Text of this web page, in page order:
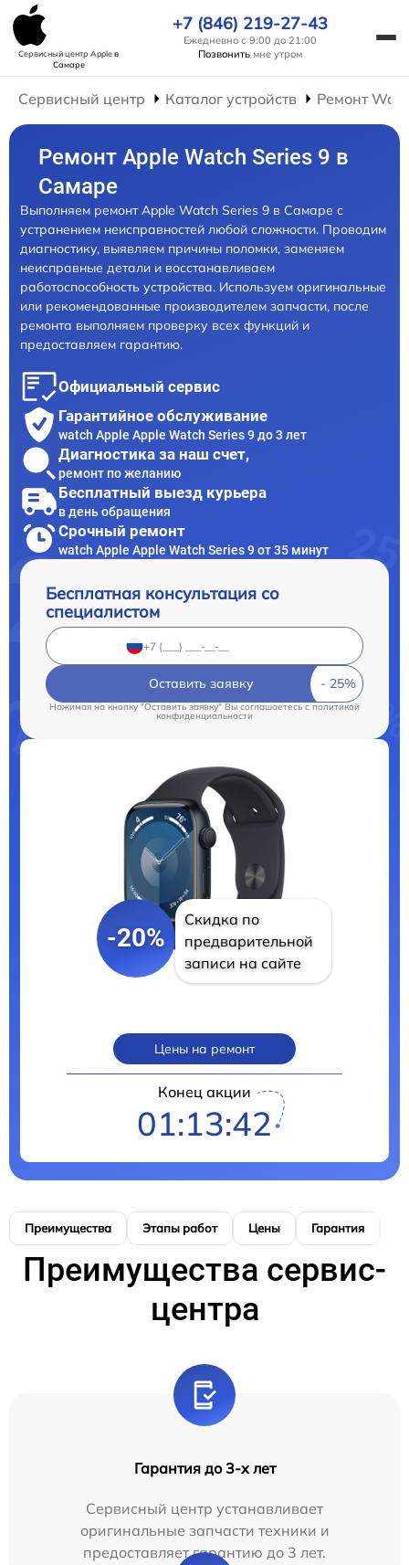
Сервисный центр Appleв
Самаре
+7 (846) 219-27-43
Ежедневно с 9:00 до 21:00
Позвонить мне утром
Сервисный центр Каталог устройств Ремонт
Ремонт Apple Watch Series 9 в
Самаре
Выполняем ремонт Apple Watch Series 9 в Самаре с
устранением неисправностей любой сложности. Проводим
диагностику, выявляем причины поломки, заменяем
неисправные детали и восстанавливаем
работоспособность устройства. Используем оригинальные
или рекомендованные производителем запчасти, после
ремонта выполняем проверку всех функций и
предоставляем гарантию.
Официальный сервис
Гарантийное обслуживание
watch Apple Apple Watch Series 9 до 3 лет
Диагностика за наш счет,
ремонт по желанию
Бесплатный выезд курьера
в день обращения
Срочный ремонт
watch Apple Apple Watch Series 9 от 35 минут
Бесплатная консультация со
специалистом
Оставить заявку
Нажимая на кнопку "Оставить заявку" Вы соглашаетесь cполитикой
конфиденциальности
-20%
Скидка по
предварительной
записи на сайте
Цены на ремонт
Конец акции
01:13:41
Преимущества Этапы работ Цены Гарантия
Преимущества сервис-
центра
Гарантия до 3-х лет
Сервисный центр устанавливает
оригинальные запчасти техники и
предоставляет гарантию до 3 лет.